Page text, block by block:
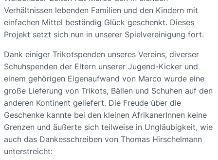
Verhältnissen lebenden Familien und den Kindern mit
einfachen Mittel beständig Glück geschenkt. Dieses
Projekt setzt sich nun in unserer Spielvereinigung fort.
Dank einiger Trikotspenden unseres Vereins, diverser
Schuhspenden der Eltern unserer Jugend-Kicker und
einem gehörigen Eigenaufwand von Marco wurde eine
große Lieferung von Trikots, Bällen und Schuhen auf den
anderen Kontinent geliefert. Die Freude über die
Geschenke kannte bei den kleinen AfrikanerInnen keine
Grenzen und äußerte sich teilweise in Ungläubigkeit, wie
auch das Dankesschreiben von Thomas Hirschelmann
unterstreicht: